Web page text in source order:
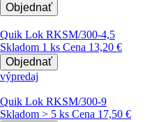
Objednať
Quik Lok RKSM/300-4,5
Skladom 1 ks Cena 13,20 €
Objednať
výpredaj
Quik Lok RKSM/300-9
Skladom > 5 ks Cena 17,50 €